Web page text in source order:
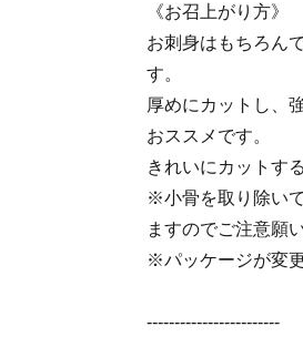
《お召上がり方》
お刺身はもちろん
す。
厚めにカットし、
おススメです。
きれいにカットす
※小骨を取り除い
ますのでご注意願
※パッケージが変
------------------------